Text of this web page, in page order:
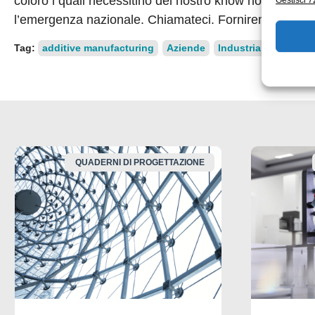
l’emergenza nazionale. Chiamateci. Forniremo tutto
Tag: additive manufacturing Aziende Industria 4.0
QUADERNI DI PROGETTAZIONE